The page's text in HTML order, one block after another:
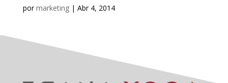
pormarketing| Abr 4, 2014